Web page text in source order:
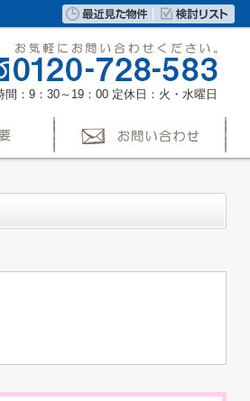
間：9：30～19：00 定休日：火・水曜日